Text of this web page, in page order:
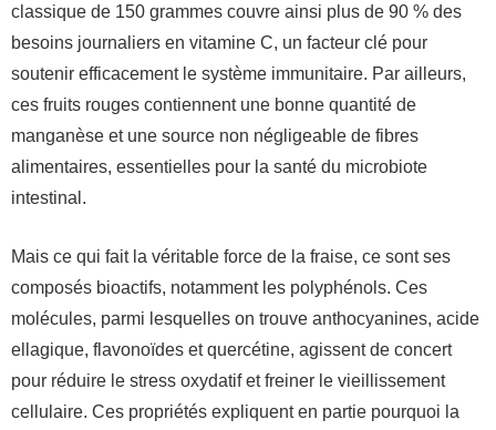
classique de 150 grammes couvre ainsi plus de 90 % des
besoins journaliers en vitamine C, un facteur clé pour
soutenir efficacement le système immunitaire. Par ailleurs,
ces fruits rouges contiennent une bonne quantité de
manganèse et une source non négligeable de fibres
alimentaires, essentielles pour la santé du microbiote
intestinal.
Mais ce qui fait la véritable force de la fraise, ce sont ses
composés bioactifs, notamment les polyphénols. Ces
molécules, parmi lesquelles on trouve anthocyanines, acide
ellagique, flavonoïdes et quercétine, agissent de concert
pour réduire le stress oxydatif et freiner le vieillissement
cellulaire. Ces propriétés expliquent en partie pourquoi la